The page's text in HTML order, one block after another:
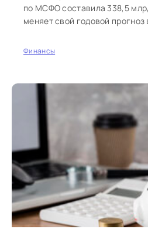
по МСФО составила 338,5
меняет свой годовой прогноз
Финансы